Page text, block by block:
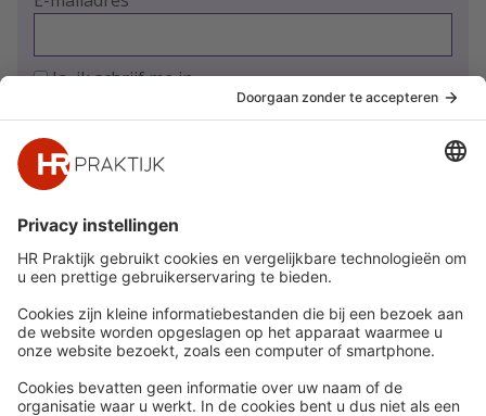
Ja, ik schrijf me in
Snel naar
Nieuws
Whitepapers
Webinars
Word lid
Meer
HR Academy
HR Podcast
CHRO
HR Day